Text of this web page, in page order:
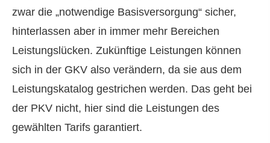
zwar die „notwendige Basisversorgung“ sicher,
hinterlassen aber in immer mehr Bereichen
Leistungslücken. Zukünftige Leistungen können
sich in der GKV also verändern, da sie aus dem
Leistungskatalog gestrichen werden. Das geht bei
der PKV nicht, hier sind die Leistungen des
gewählten Tarifs garantiert.